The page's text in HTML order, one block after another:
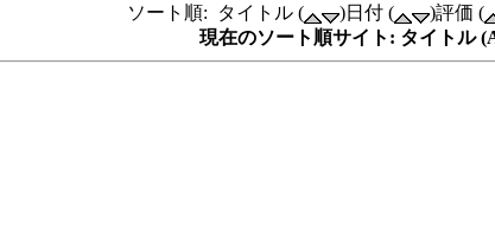
ソート順: タイトル ( )日付 ( )評価 (
現在のソート順サイト: タイトル